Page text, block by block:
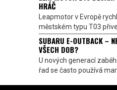
HRÁČ
Leapmotor v Evropě
městském typu T03
SUBARU E-OUTBACK –
VŠECH DOB?
U nových generací
řad se často používá